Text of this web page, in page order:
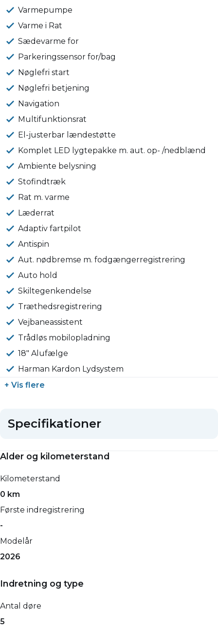
Varmepumpe
Varme i Rat
Sædevarme for
Parkeringssensor for/bag
Nøglefri start
Nøglefri betjening
Navigation
Multifunktionsrat
El-justerbar lændestøtte
Komplet LED lygtepakke m. aut. op- /nedblænd
Ambiente belysning
Stofindtræk
Rat m. varme
Læderrat
Adaptiv fartpilot
Antispin
Aut. nødbremse m. fodgængerregistrering
Auto hold
Skiltegenkendelse
Træthedsregistrering
Vejbaneassistent
Trådløs mobilopladning
18" Alufælge
Harman Kardon Lydsystem
+ Vis flere
Specifikationer
Alder og kilometerstand
Kilometerstand
0 km
Første indregistrering
-
Modelår
2026
Indretning og type
Antal døre
5